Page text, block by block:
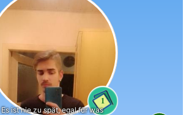
1
Es ist nie zu spät, egal für was